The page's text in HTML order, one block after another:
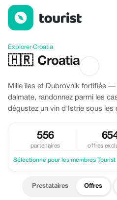
Offres à Croatia
Explorer›Croatia
🇭🇷 Croatia
Mille îles et Dubrovnik fortifiée
dalmate, randonnez parmi les
dégustez un vin d'Istrie sous les
556
partenaires offres
Sélectionné pour les membres Tourist
Prestataires Offres